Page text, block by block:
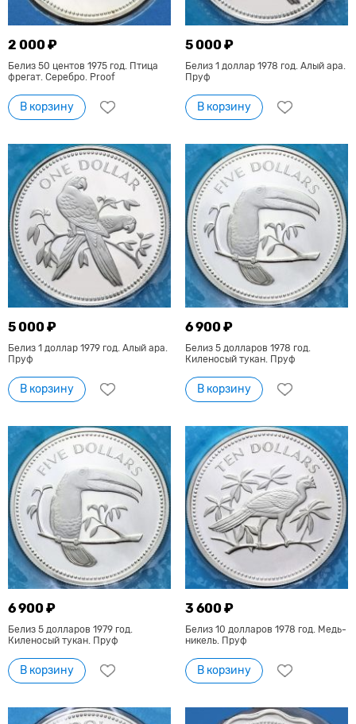
2 000 ₽
Белиз 50 центов 1975 год. Птица
фрегат. Серебро. Proof
В корзину
5 000 ₽
Белиз 1 доллар 1978 год. Алый ара.
Пруф
В корзину
5 000 ₽
Белиз 1 доллар 1979 год. Алый ара.
Пруф
В корзину
6 900 ₽
Белиз 5 долларов 1978 год.
Киленосый тукан. Пруф
В корзину
6 900 ₽
Белиз 5 долларов 1979 год.
Киленосый тукан. Пруф
В корзину
3 600 ₽
Белиз 10 долларов 1978 год. Медь-
никель. Пруф
В корзину